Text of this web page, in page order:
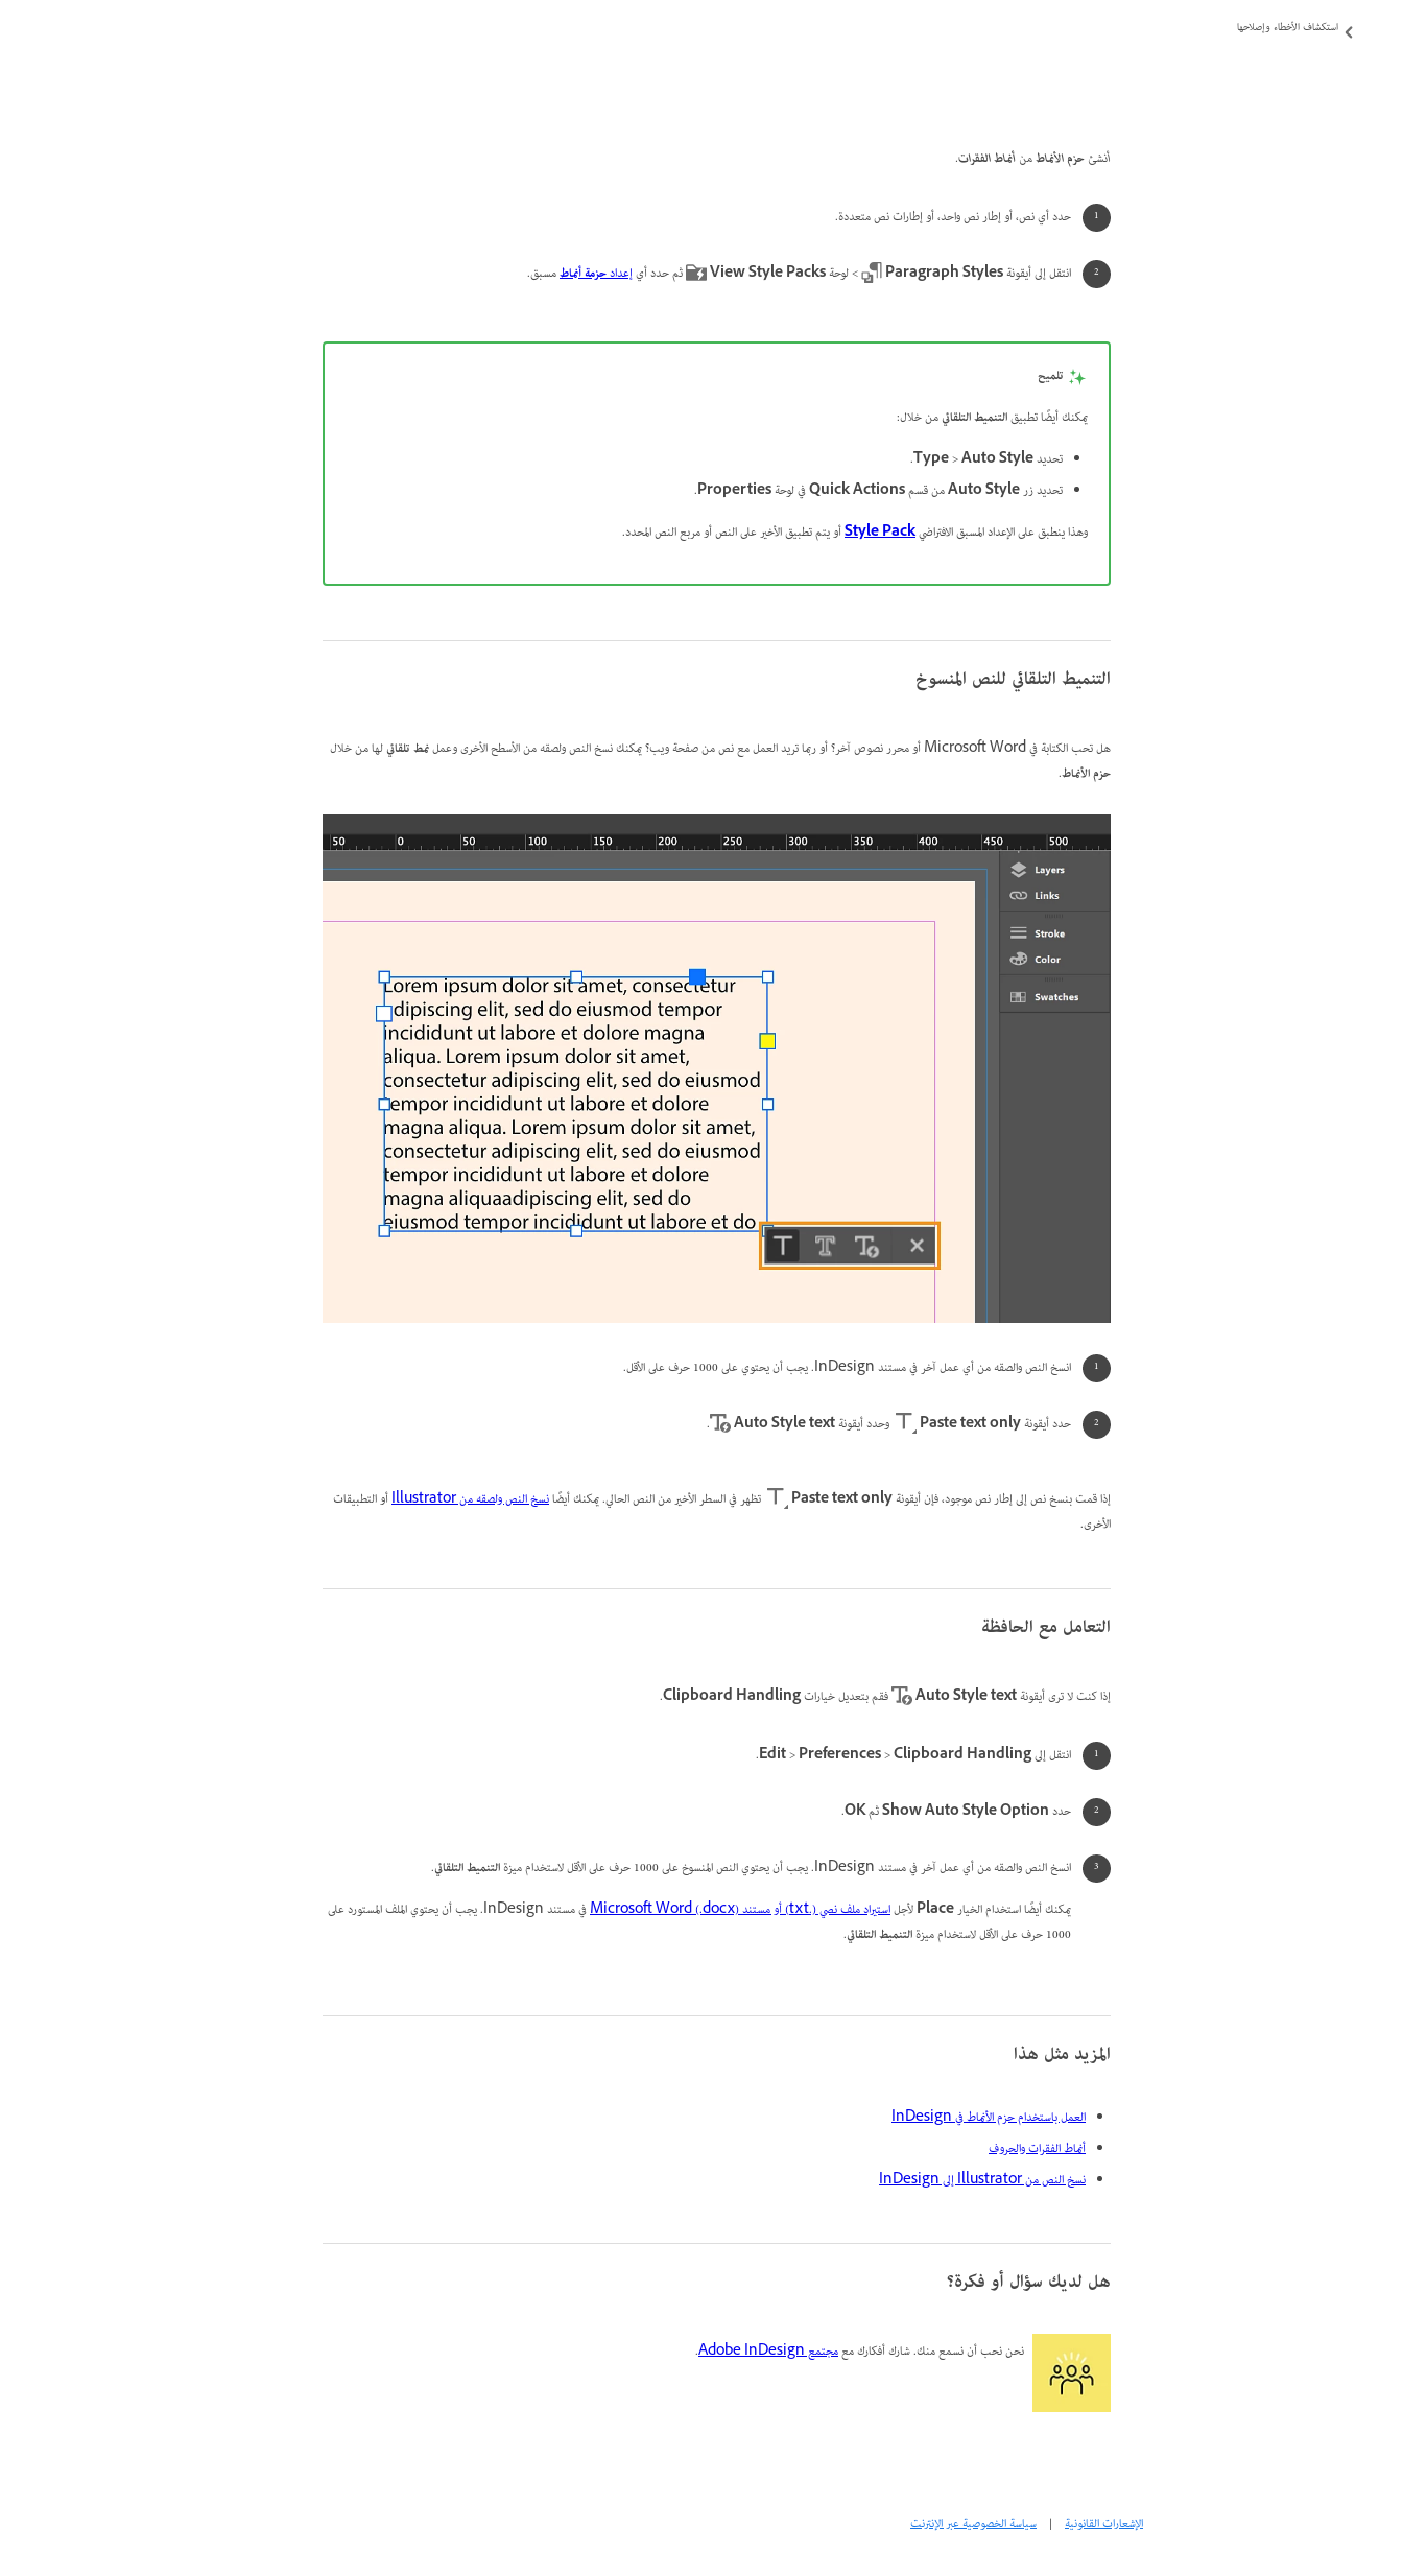
استكشاف الأخطاء وإصلاحها
أنشئحزم الأنماطمنأنماط الفقرات.
حدد أي نص، أو إطار نص واحد، أو إطارات نص متعددة.
انتقل إلى أيقونةParagraph Styles > لوحةView Style Packs ثم حدد أيإعدادحزمة أنماطمسبق.
تلميح
يمكنك أيضًا تطبيقالتنميط التلقائيمن خلال:
تحديد
Type>Auto Style
.
تحديد زرAuto Styleمن قسمQuick Actionsفي لوحةProperties
.
وهذا ينطبق على الإعداد المسبق الافتراضيStyle Packأو يتم تطبيق الأخير على النص أو مربع النص المحدد.
التنميط التلقائي للنص المنسوخ
هل تحب الكتابة في Microsoft Word أو محرر نصوص آخر؟ أو ربما تريد العمل مع نص من صفحة ويب؟ يمكنك نسخ النص ولصقه من الأسطح الأخرى وعمل نمط تلقائيلها من خلال
حزم الأنماط.
انسخ النص والصقه من أي عمل آخر في مستند InDesign. يجب أن يحتوي على 1000 حرف على الأقل.
حدد أيقونةPaste text only وحدد أيقونةAuto Style text
.
إذا قمت بنسخ نص إلى إطار نص موجود، فإن أيقونةPaste text only تظهر في السطر الأخير من النص الحالي. يمكنك أيضًانسخ النص ولصقه من Illustrator
أو التطبيقات
الأخرى.
التعامل مع الحافظة
إذا كنت لا ترى أيقونةAuto Style text فقم بتعديل خياراتClipboard Handling
.
انتقل إلى Edit>Preferences>Clipboard Handling
.
حددShow Auto Style OptionثمOK
.
انسخ النص والصقه من أي عمل آخر في مستند InDesign. يجب أن يحتوي النص المنسوخ على 1000 حرف على الأقل لاستخدام ميزة التنميط التلقائي.
يمكنك أيضًا استخدام الخيارPlaceلأجلاستيراد ملف نصي (.txt) أو مستند Microsoft Word (.docx)
في مستند InDesign. يجب أن يحتوي الملف المستورد على
1000 حرف على الأقل لاستخدام ميزة
التنميط التلقائي.
المزيد مثل هذا
العمل باستخدام حزم الأنماط في InDesign
أنماط الفقرات والحروف
نسخ النص من Illustrator إلى InDesign
هل لديك سؤال أو فكرة؟
نحن نحب أن نسمع منك. شارك أفكارك معمجتمع Adobe InDesign .
الإشعارات القانونية | سياسة الخصوصية عبر الإنترنت